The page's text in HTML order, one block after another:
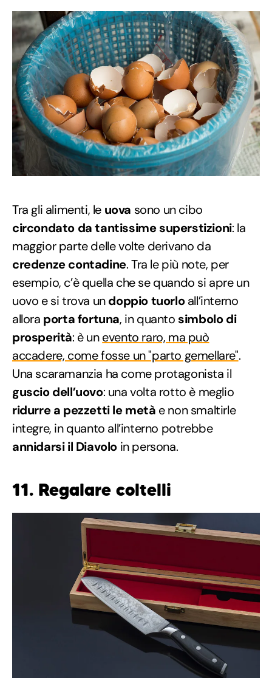
Tra gli alimenti, le uova sono un cibo
circondato da tantissime superstizioni: la
maggior parte delle volte derivano da
credenze contadine. Tra le più note, per
esempio, c’è quella che se quando si apre un
uovo e si trova undoppio tuorloall’interno
allora porta fortuna, in quanto simbolo di
prosperità: è unevento raro, ma può
accadere, come fosse un "parto gemellare".
Una scaramanzia ha come protagonista il
guscio dell’uovo: una volta rotto è meglio
ridurre a pezzetti le metà e non smaltirle
integre, in quanto all’interno potrebbe
annidarsi il Diavolo in persona.
11. Regalare coltelli